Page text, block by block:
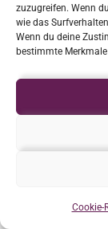
zuzugreifen. Wenn
wie das
Wenn du deine
bestimmte
Cookie-